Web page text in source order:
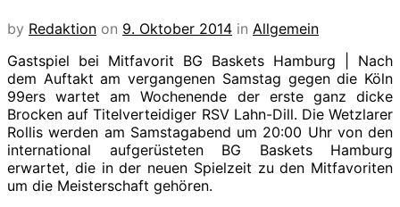
by Redaktion on 9. Oktober 2014 in Allgemein
Gastspiel bei Mitfavorit BG Baskets Hamburg | Nach
dem Auftakt am vergangenen Samstag gegen die Köln
99ers wartet am Wochenende der erste ganz dicke
Brocken auf Titelverteidiger RSV Lahn-Dill. Die Wetzlarer
Rollis werden am Samstagabend um 20:00 Uhr von den
international aufgerüsteten BG Baskets Hamburg
erwartet, die in der neuen Spielzeit zu den Mitfavoriten
um die Meisterschaft gehören.